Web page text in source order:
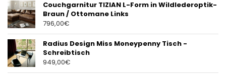
Couchgarnitur TIZIAN L-Form in Wildlederoptik-
Braun / Ottomane Links
796,00€
Radius Design Miss Moneypenny Tisch -
Schreibtisch
949,00€